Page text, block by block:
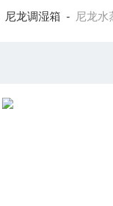
尼龙调湿箱 - 尼龙水